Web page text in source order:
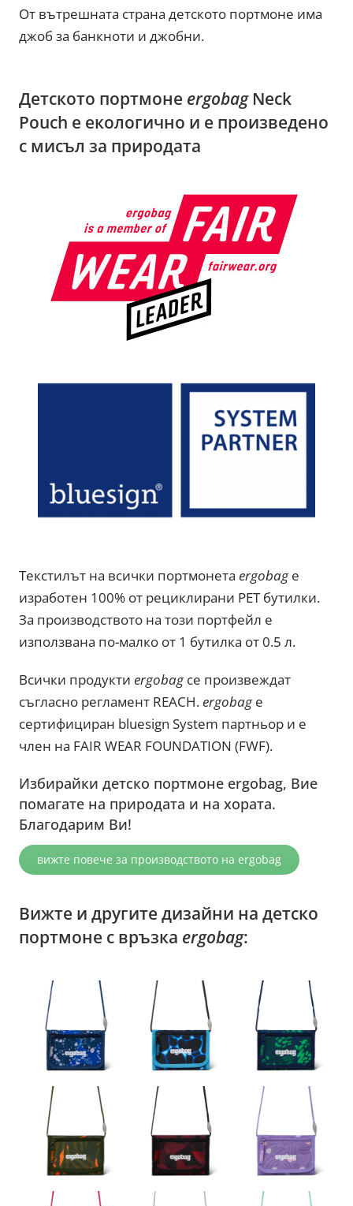
От вътрешната страна детското портмоне има
джоб за банкноти и джобни.
Детското портмоне ergobagNeck
Pouch е екологично и е произведено
с мисъл за природата
Текстилът на всички портмонетаergobagе
изработен 100% от рециклирани PET бутилки.
За производството на този портфейл е
използвана по-малко от 1 бутилка от 0.5 л.
Всички продуктиergobagсе произвеждат
съгласно регламент REACH.ergobagе
сертифициран bluesign System партньор и е
член на FAIR WEAR FOUNDATION (FWF).
Избирайки детско портмоне ergobag, Вие
помагате на природата и на хората.
Благодарим Ви!
вижте повече за производството на ergobag
Вижте и другите дизайни на детско
портмоне с връзка ergobag: